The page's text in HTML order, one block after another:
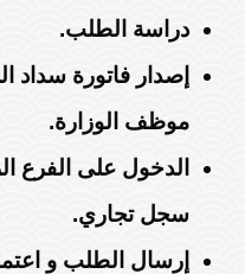
دراسة الطلب.
إصدار فاتورة
موظف الوزارة.
الدخول على الفرع
سجل تجاري.
إرسال الطلب و